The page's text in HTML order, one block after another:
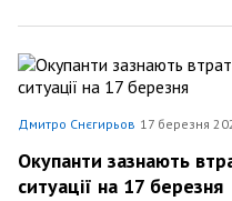
Дмитро Снєгирьов 17 березня
Окупанти зазнають
ситуації на 17 березня